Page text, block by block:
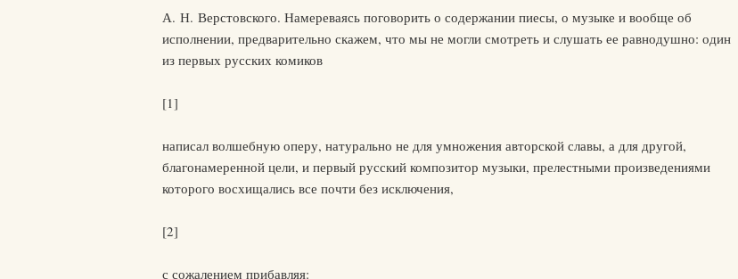
А. Н. Верстовского. Намереваясь поговорить о содержании пиесы, о музыке и вообще об
исполнении, предварительно скажем, что мы не могли смотреть и слушать ее равнодушно: один
из первых русских комиков
[1]
написал волшебную оперу, натурально не для умножения авторской славы, а для другой,
благонамеренной цели, и первый русский композитор музыки, прелестными произведениями
которого восхищались все почти без исключения,
[2]
с сожалением прибавляя: